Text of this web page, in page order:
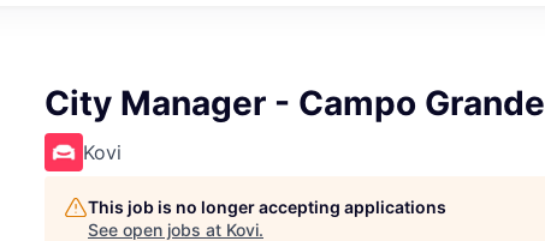
City Manager - Campo Grande
Kovi
This job is no longer accepting applications
See open jobs at Kovi.